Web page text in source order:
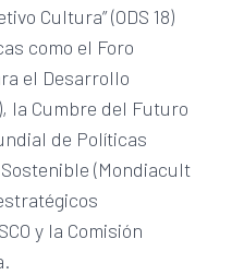
Cultura” (ODS 18)
como el Foro
el Desarrollo
la Cumbre del Futuro
de Políticas
(Mondiacult
y la Comisión